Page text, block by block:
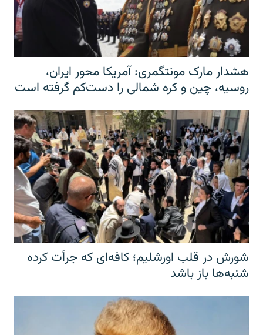
هشدار مارک مونتگمری: آمریکا محور ایران،
روسیه، چین و کره شمالی را دست‌کم گرفته است
شورش در قلب اورشلیم؛ کافه‌ای که جرأت کرده
شنبه‌ها باز باشد